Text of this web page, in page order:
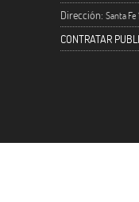
Dirección: Santa Fe
CONTRATAR